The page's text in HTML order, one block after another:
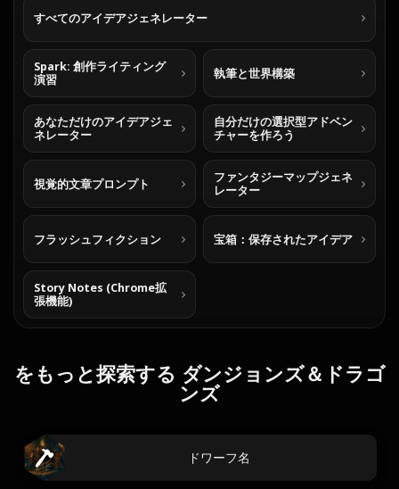
すべてのアイデアジェネレーター
Spark: 創作ライティング
演習
執筆と世界構築
あなただけのアイデアジェ
ネレーター
自分だけの選択型アドベン
チャーを作ろう
視覚的文章プロンプト
ファンタジーマップジェネ
レーター
フラッシュフィクション 宝箱：保存されたアイデア
Story Notes (Chrome拡
張機能)
をもっと探索する ダンジョンズ＆ドラゴ
ンズ
ドワーフ名